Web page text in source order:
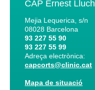
CAP Ernest Lluch
Mejia Lequerica, s/n
08028 Barcelona
93 227 55 90
93 227 55 99
Adreça electrònica:
capcorts@clinic.cat
Mapa de situació